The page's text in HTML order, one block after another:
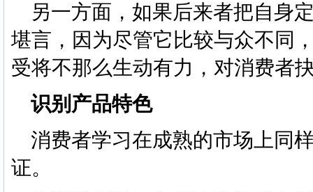
另一方面，如果后来者把自身
堪言，因为尽管它比较与众不同
受将不那么生动有力，对消费者
识别产品特色
消费者学习在成熟的市场上同
证。